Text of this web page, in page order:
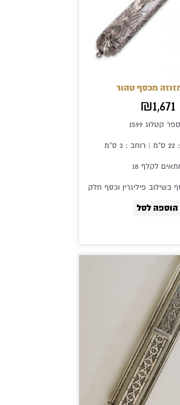
מכסף טהור
₪1,671
קטלוג 1599
לקלף 18
בשילוב פיליגרין וכסף חלק
הוספה לסל
טווח
לבחור
את
האפשרויות